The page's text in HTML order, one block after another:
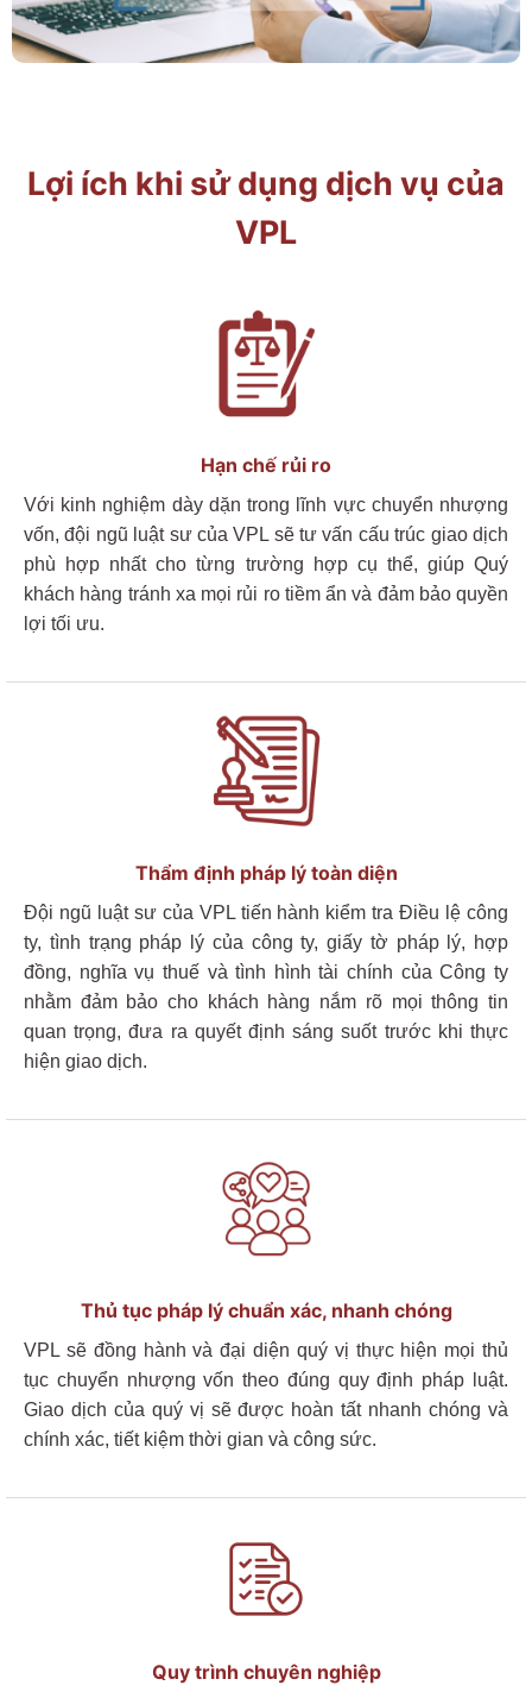
Lợi ích khi sử dụng dịch vụ của
VPL
Hạn chế rủi ro
Với kinh nghiệm dày dặn trong lĩnh vực chuyển nhượng
vốn, đội ngũ luật sư của VPL sẽ tư vấn cấu trúc giao dịch
phù hợp nhất cho từng trường hợp cụ thể, giúp Quý
khách hàng tránh xa mọi rủi ro tiềm ẩn và đảm bảo quyền
lợi tối ưu.
Thẩm định pháp lý toàn diện
Đội ngũ luật sư của VPL tiến hành kiểm tra Điều lệ công
ty, tình trạng pháp lý của công ty, giấy tờ pháp lý, hợp
đồng, nghĩa vụ thuế và tình hình tài chính của Công ty
nhằm đảm bảo cho khách hàng nắm rõ mọi thông tin
quan trọng,đưa ra quyết định sáng suốt trước khi thực
hiện giao dịch.
Thủ tục pháp lý chuẩn xác, nhanh chóng
VPL sẽ đồng hành và đại diện quý vị thực hiện mọi thủ
tục chuyển nhượng vốn theo đúng quy định pháp luật.
Giao dịch của quý vị sẽ được hoàn tất nhanh chóng và
chính xác, tiết kiệm thời gian và công sức.
Quy trình chuyên nghiệp